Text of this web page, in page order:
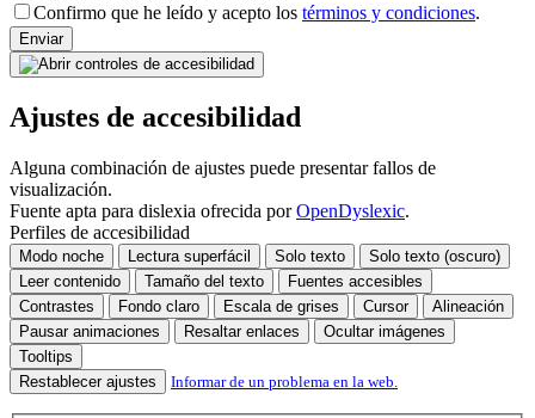
Confirmo que he leído y acepto los términos y condiciones.
Por
favor,
deja
campo
Ajustes de accesibilidad
Alguna combinación de ajustes puede presentar fallos de
visualización.
Fuente apta para dislexia ofrecida porOpenDyslexic.
Perfiles de accesibilidad
Modo noche Lectura superfácil Solo texto
Solo texto (oscuro)
Leer contenido
Tamaño del texto
Fuentes accesibles
Contrastes
Fondo claro Escala de grises Cursor
Alineación
Pausar animaciones
Resaltar enlaces
Ocultar imágenes
Tooltips
Restablecer ajustes
Informar de un problema en la web.